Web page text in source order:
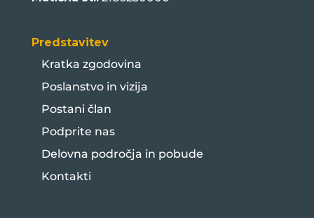
Predstavitev
Kratka zgodovina
Poslanstvo in vizija
Postani član
Podprite nas
Delovna področja in pobude
Kontakti